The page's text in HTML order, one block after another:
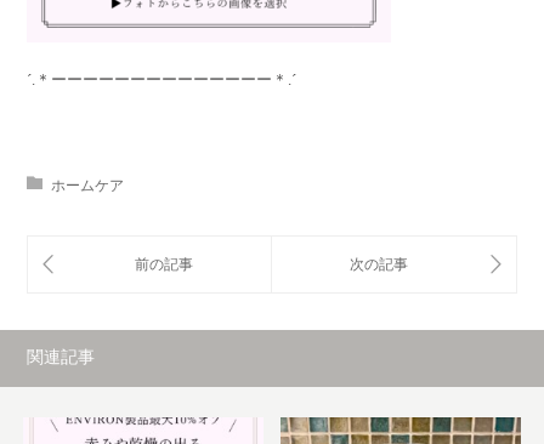
´.＊ーーーーーーーーーーーーーー＊.´
ホームケア
関連記事